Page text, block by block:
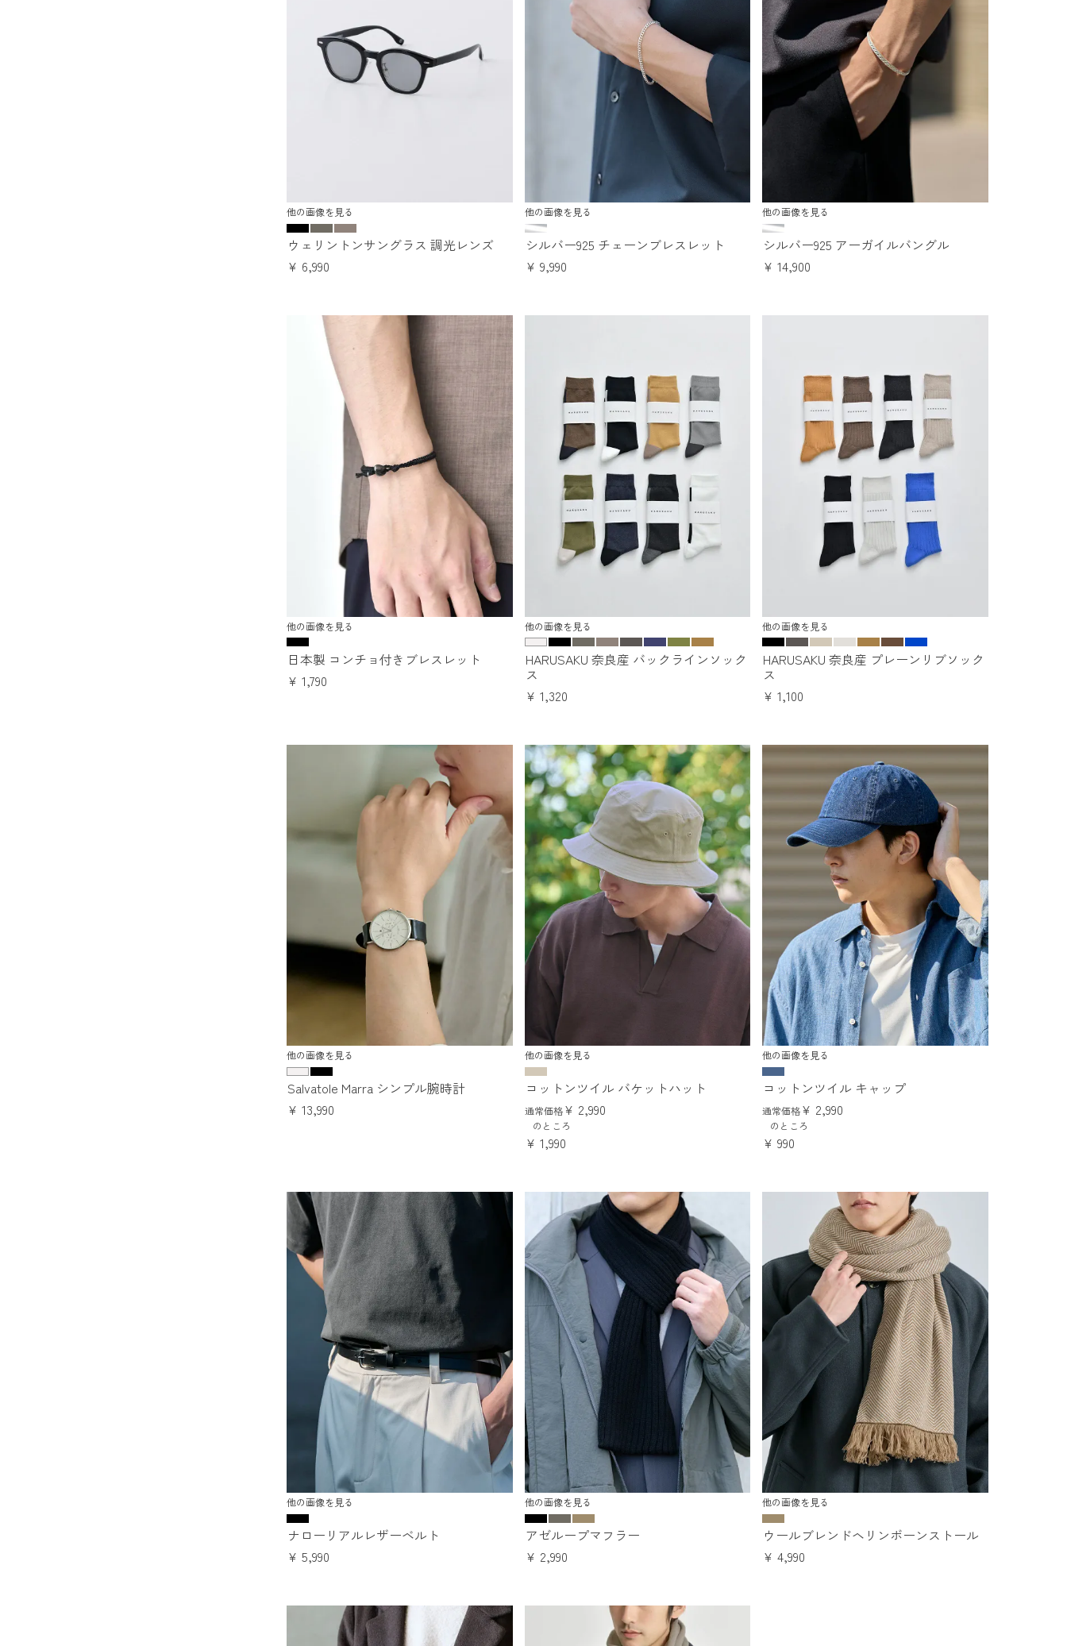
他の画像を見る
ウェリントンサングラス 調光レンズ
¥ 6,990
他の画像を見る
シルバー925 チェーンブレスレット
¥ 9,990
他の画像を見る
シルバー925 アーガイルバングル
¥ 14,900
他の画像を見る
日本製 コンチョ付きブレスレット
¥ 1,790
他の画像を見る
HARUSAKU 奈良産 バックラインソック
ス
¥ 1,320
他の画像を見る
HARUSAKU 奈良産 プレーンリブソック
ス
¥ 1,100
他の画像を見る
Salvatole Marra シンプル腕時計
¥ 13,990
他の画像を見る
コットンツイル バケットハット
通常価格¥ 2,990
のところ
¥ 1,990
他の画像を見る
コットンツイル キャップ
通常価格¥ 2,990
のところ
¥ 990
他の画像を見る
ナローリアルレザーベルト
¥ 5,990
他の画像を見る
アゼループマフラー
¥ 2,990
他の画像を見る
ウールブレンドヘリンボーンストール
¥ 4,990